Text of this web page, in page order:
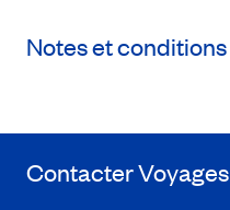
Notes et conditions
Contacter Voyages